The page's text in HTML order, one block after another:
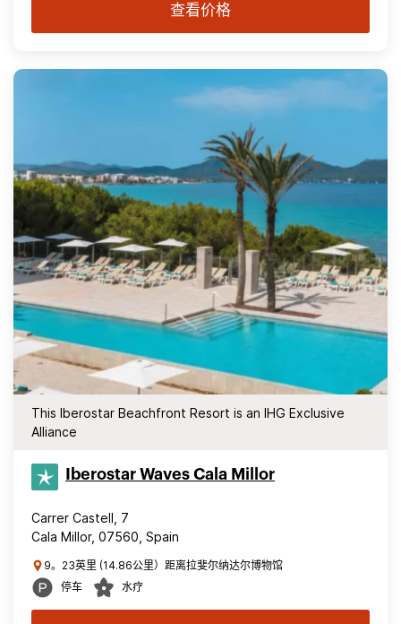
查看价格
This Iberostar Beachfront Resort is an IHG Exclusive
Alliance
Iberostar Waves Cala Millor
Carrer Castell, 7
Cala Millor, 07560, Spain
9。23英里 (14.86公里）距离拉斐尔纳达尔博物馆
停车
水疗